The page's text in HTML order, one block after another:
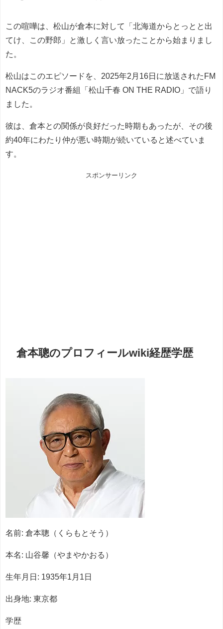
この喧嘩は、松山が倉本に対して「北海道からとっとと出
てけ、この野郎」と激しく言い放ったことから始まりまし
た。
松山はこのエピソードを、2025年2月16日に放送されたFM
NACK5のラジオ番組「松山千春 ON THE RADIO」で語り
ました。
彼は、倉本との関係が良好だった時期もあったが、その後
約40年にわたり仲が悪い時期が続いていると述べていま
す。
スポンサーリンク
倉本聰のプロフィールwiki経歴学歴
名前: 倉本聰（くらもとそう）
本名: 山谷馨（やまやかおる）
生年月日: 1935年1月1日
出身地: 東京都
学歴